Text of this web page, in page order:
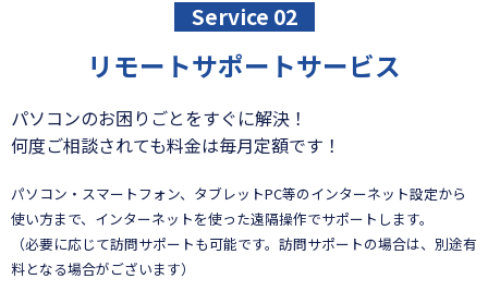
Service 02
リモートサポートサービス
パソコンのお困りごとをすぐに解決！
何度ご相談されても料金は毎月定額です！
パソコン・スマートフォン、タブレットPC等のインターネット設定から
使い方まで、インターネットを使った遠隔操作でサポートします。
（必要に応じて訪問サポートも可能です。訪問サポートの場合は、別途有
料となる場合がございます）